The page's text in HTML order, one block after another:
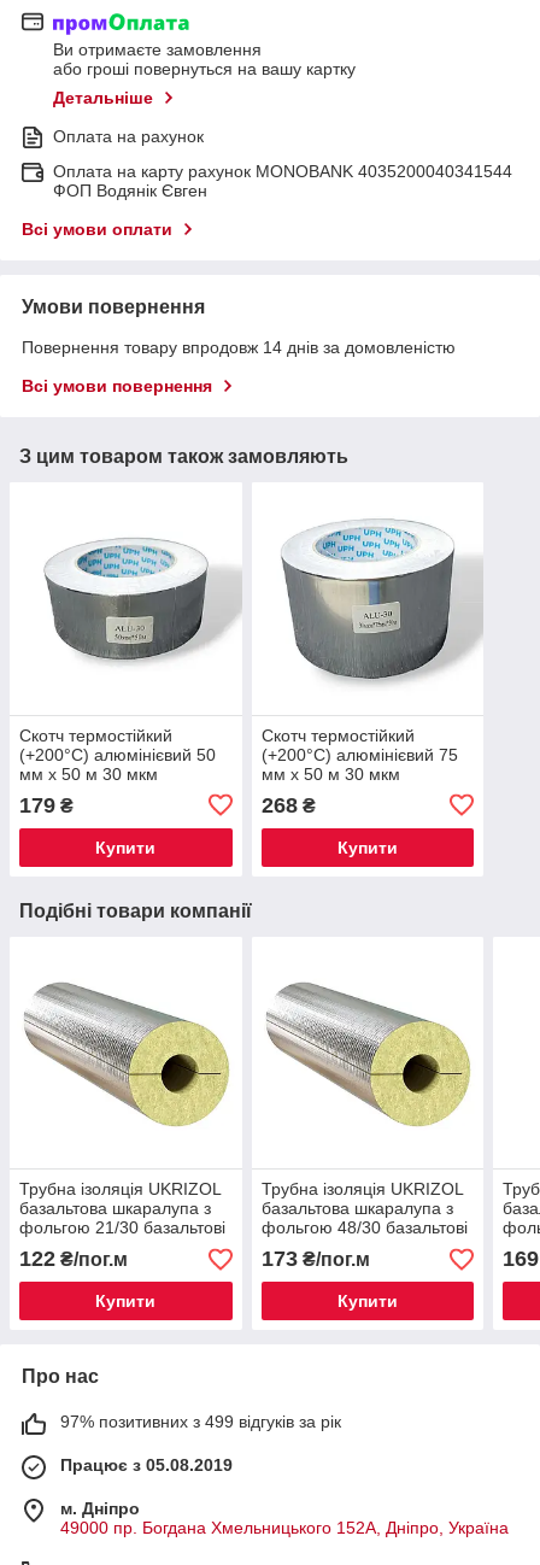
Ви отримаєте замовлення
або гроші повернуться на вашу картку
Детальніше
Оплата на рахунок
Оплата на карту рахунок MONOBANK 4035200040341544
ФОП Водянік Євген
Всі умови оплати
Умови повернення
Повернення товару впродовж 14 днів за домовленістю
Всі умови повернення
З цим товаром також замовляють
Скотч термостійкий
(+200°С) алюмінієвий 50
мм х 50 м 30 мкм
179 ₴
Купити
Скотч термостійкий
(+200°С) алюмінієвий 75
мм х 50 м 30 мкм
268₴
Купити
Подібні товари компанії
Трубна ізоляція UKRIZOL
базальтова шкаралупа з
фольгою 21/30 базальтові
циліндри
122 ₴/пог.м
Купити
Трубна ізоляція UKRIZOL
базальтова шкаралупа з
фольгою 48/30 базальтові
циліндри
173₴/пог.м
Купити
169
Про нас
97% позитивних з 499 відгуків за рік
Працює з 05.08.2019
м. Дніпро
49000 пр. Богдана Хмельницького 152А, Дніпро, Україна